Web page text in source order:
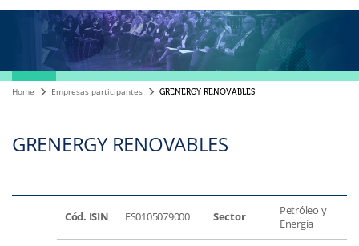
Home Empresas participantes GRENERGY RENOVABLES
GRENERGY RENOVABLES
Cód. ISIN ES0105079000 Sector
Petróleo y
Energía